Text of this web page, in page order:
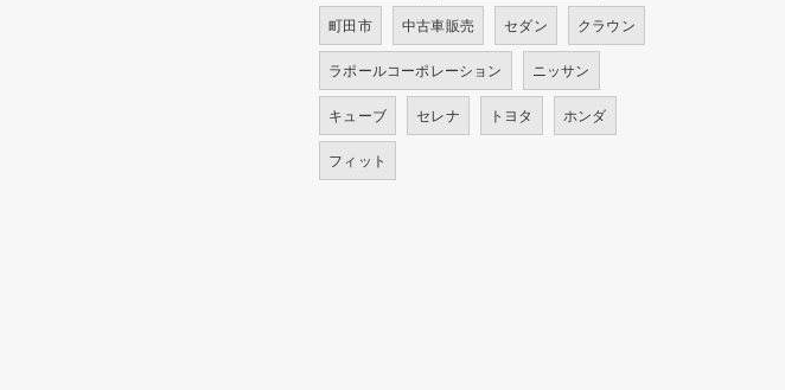
町田市 中古車販売 セダン クラウン
ラポールコーポレーション ニッサン
キューブ セレナ トヨタ ホンダ
フィット